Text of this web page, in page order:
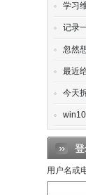
学习
记录
忽然
最近
今天
用户名或